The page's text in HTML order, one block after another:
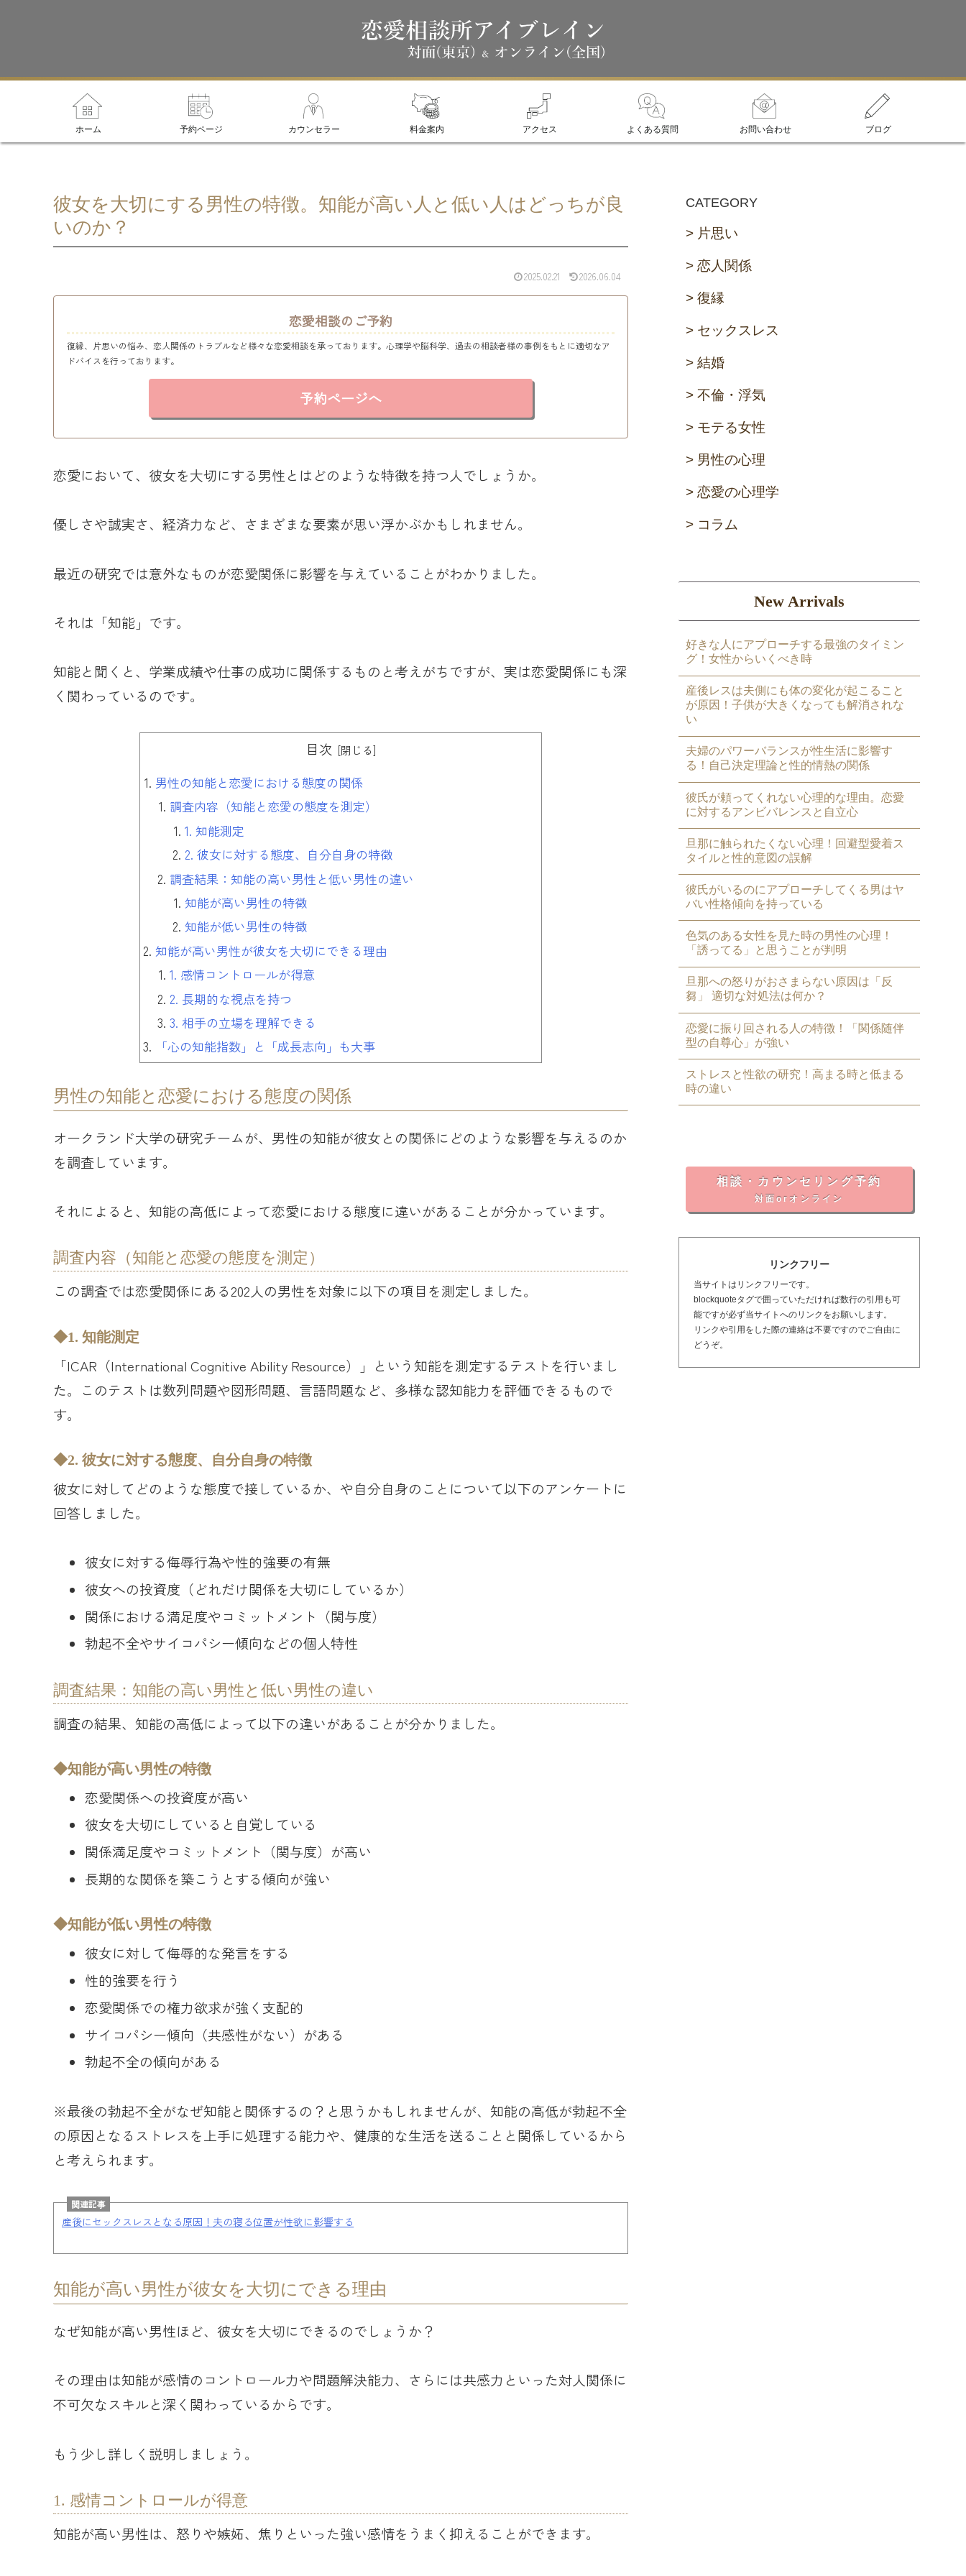
ホーム 予約ページ カウンセラー 料金案内 アクセス よくある質問 お問い合わせ ブログ
彼女を大切にする男性の特徴。知能が高い人と低い人はどっちが良
いのか？
2025.02.21 2026.06.04
恋愛相談のご予約
復縁、片思いの悩み、恋人関係のトラブルなど様々な恋愛相談を承っております。心理学や脳科学、過去の相談者様の事例をもとに適切なア
ドバイスを行っております。
予約ページへ
恋愛において、彼女を大切にする男性とはどのような特徴を持つ人でしょうか。
優しさや誠実さ、経済力など、さまざまな要素が思い浮かぶかもしれません。
最近の研究では意外なものが恋愛関係に影響を与えていることがわかりました。
それは「知能」です。
知能と聞くと、学業成績や仕事の成功に関係するものと考えがちですが、実は恋愛関係にも深
く関わっているのです。
目次
男性の知能と恋愛における態度の関係
調査内容（知能と恋愛の態度を測定）
1. 知能測定
2. 彼女に対する態度、自分自身の特徴
調査結果：知能の高い男性と低い男性の違い
知能が高い男性の特徴
知能が低い男性の特徴
知能が高い男性が彼女を大切にできる理由
1. 感情コントロールが得意
2. 長期的な視点を持つ
3. 相手の立場を理解できる
「心の知能指数」と「成長志向」も大事
男性の知能と恋愛における態度の関係
オークランド大学の研究チームが、男性の知能が彼女との関係にどのような影響を与えるのか
を調査しています。
それによると、知能の高低によって恋愛における態度に違いがあることが分かっています。
調査内容（知能と恋愛の態度を測定）
この調査では恋愛関係にある202人の男性を対象に以下の項目を測定しました。
1. 知能測定
「ICAR（International Cognitive Ability Resource）」という知能を測定するテストを行いまし
た。このテストは数列問題や図形問題、言語問題など、多様な認知能力を評価できるもので
す。
2. 彼女に対する態度、自分自身の特徴
彼女に対してどのような態度で接しているか、や自分自身のことについて以下のアンケートに
回答しました。
彼女に対する侮辱行為や性的強要の有無
彼女への投資度（どれだけ関係を大切にしているか）
関係における満足度やコミットメント（関与度）
勃起不全やサイコパシー傾向などの個人特性
調査結果：知能の高い男性と低い男性の違い
調査の結果、知能の高低によって以下の違いがあることが分かりました。
知能が高い男性の特徴
恋愛関係への投資度が高い
彼女を大切にしていると自覚している
関係満足度やコミットメント（関与度）が高い
長期的な関係を築こうとする傾向が強い
知能が低い男性の特徴
彼女に対して侮辱的な発言をする
性的強要を行う
恋愛関係での権力欲求が強く支配的
サイコパシー傾向（共感性がない）がある
勃起不全の傾向がある
※最後の勃起不全がなぜ知能と関係するの？と思うかもしれませんが、知能の高低が勃起不全
の原因となるストレスを上手に処理する能力や、健康的な生活を送ることと関係しているから
と考えられます。
関連記事
産後にセックスレスとなる原因！夫の寝る位置が性欲に影響する
知能が高い男性が彼女を大切にできる理由
なぜ知能が高い男性ほど、彼女を大切にできるのでしょうか？
その理由は知能が感情のコントロール力や問題解決能力、さらには共感力といった対人関係に
不可欠なスキルと深く関わっているからです。
もう少し詳しく説明しましょう。
1. 感情コントロールが得意
知能が高い男性は、怒りや嫉妬、焦りといった強い感情をうまく抑えることができます。
CATEGORY
片思い
恋人関係
復縁
セックスレス
結婚
不倫・浮気
モテる女性
男性の心理
恋愛の心理学
コラム
New Arrivals
好きな人にアプローチする最強のタイミン
グ！女性からいくべき時
産後レスは夫側にも体の変化が起こること
が原因！子供が大きくなっても解消されな
い
夫婦のパワーバランスが性生活に影響す
る！自己決定理論と性的情熱の関係
彼氏が頼ってくれない心理的な理由。恋愛
に対するアンビバレンスと自立心
旦那に触られたくない心理！回避型愛着ス
タイルと性的意図の誤解
彼氏がいるのにアプローチしてくる男はヤ
バい性格傾向を持っている
色気のある女性を見た時の男性の心理！
「誘ってる」と思うことが判明
旦那への怒りがおさまらない原因は「反
芻」 適切な対処法は何か？
恋愛に振り回される人の特徴！「関係随伴
型の自尊心」が強い
ストレスと性欲の研究！高まる時と低まる
時の違い
相談・カウンセリング予約
対面orオンライン
リンクフリー
当サイトはリンクフリーです。
blockquoteタグで囲っていただければ数行の引用も可
能ですが必ず当サイトへのリンクをお願いします。
リンクや引用をした際の連絡は不要ですのでご自由に
どうぞ。